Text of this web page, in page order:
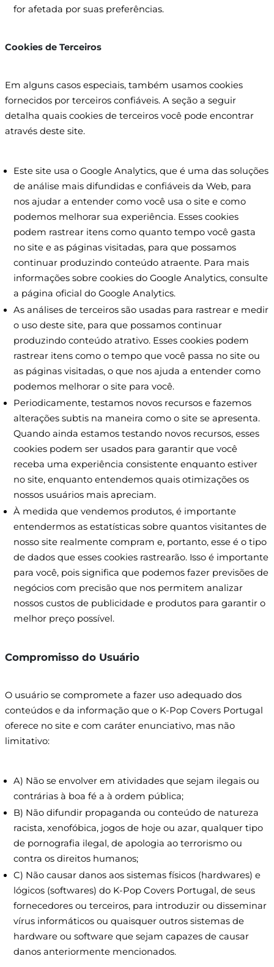
for afetada por suas preferências.
Cookies de Terceiros​
Em alguns casos especiais, também usamos cookies
fornecidos por terceiros confiáveis. A seção a seguir
detalha quais cookies de terceiros você pode encontrar
através deste site.
Este site usa o Google Analytics, que é uma das soluções
de análise mais difundidas e confiáveis ​​da Web, para
nos ajudar a entender como você usa o site e como
podemos melhorar sua experiência. Esses cookies
podem rastrear itens como quanto tempo você gasta
no site e as páginas visitadas, para que possamos
continuar produzindo conteúdo atraente.​ Para mais
informações sobre cookies do Google Analytics, consulte
a página oficial do Google Analytics.
As análises de terceiros são usadas para rastrear e medir
o uso deste site, para que possamos continuar
produzindo conteúdo atrativo. Esses cookies podem
rastrear itens como o tempo que você passa no site ou
as páginas visitadas, o que nos ajuda a entender como
podemos melhorar o site para você.
Periodicamente, testamos novos recursos e fazemos
alterações subtis na maneira como o site se apresenta.
Quando ainda estamos testando novos recursos, esses
cookies podem ser usados ​​para garantir que você
receba uma experiência consistente enquanto estiver
no site, enquanto entendemos quais otimizações os
nossos usuários mais apreciam.
À medida que vendemos produtos, é importante
entendermos as estatísticas sobre quantos visitantes de
nosso site realmente compram e, portanto, esse é o tipo
de dados que esses cookies rastrearão. Isso é importante
para você, pois significa que podemos fazer previsões de
negócios com precisão que nos permitem analizar
nossos custos de publicidade e produtos para garantir o
melhor preço possível.
Compromisso do Usuário
O usuário se compromete a fazer uso adequado dos
conteúdos e da informação que o K-Pop Covers Portugal
oferece no site e com caráter enunciativo, mas não
limitativo:
A) Não se envolver em atividades que sejam ilegais ou
contrárias à boa fé a à ordem pública;
B) Não difundir propaganda ou conteúdo de natureza
racista, xenofóbica, jogos de hoje ou azar, qualquer tipo
de pornografia ilegal, de apologia ao terrorismo ou
contra os direitos humanos;
C) Não causar danos aos sistemas físicos (hardwares) e
lógicos (softwares) do K-Pop Covers Portugal, de seus
fornecedores ou terceiros, para introduzir ou disseminar
vírus informáticos ou quaisquer outros sistemas de
hardware ou software que sejam capazes de causar
danos anteriormente mencionados.